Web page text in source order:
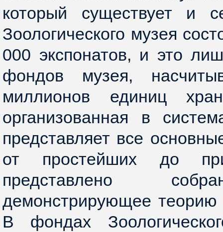
который существует и
Зоологического музея
000 экспонатов, и это
фондов музея,
миллионов единиц
организованная в
представляет все
от простейших до
представлено
демонстрирующее
В фондах